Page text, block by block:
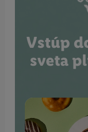
Vstúp
sveta